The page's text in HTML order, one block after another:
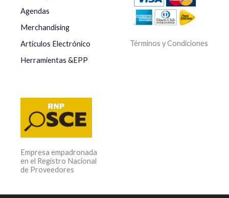
Agendas
Merchandising
Artículos Electrónico
Herramientas &EPP
Términos y Condiciones
Empresa empadronada
en el Registro Nacional
de Proveedores